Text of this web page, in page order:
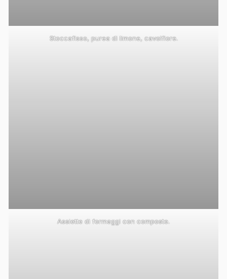
Stoccafisso, purea di limone, cavolfiore.
Assiette di formaggi con composte.